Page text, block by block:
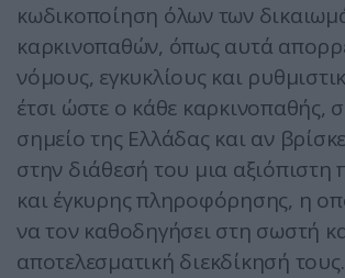
κωδικοποίηση όλων των
καρκινοπαθών, όπως αυτά
νόμους, εγκυκλίους και
έτσι ώστε ο κάθε καρκινοπαθής,
σημείο της Ελλάδας και αν
στην διάθεσή του μια αξιόπιστη
και έγκυρης πληροφόρησης, η
να τον καθοδηγήσει στη σωστή
αποτελεσματική διεκδίκησή τους.